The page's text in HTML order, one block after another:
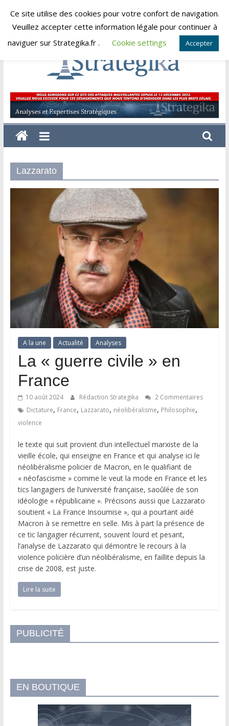
Skip
vendredi, août 7, 2026
Strategika
Expertise
et
Analyses
Lazzarato
A la une Actualité Analyses
La « guerre civile » en
France
10 août 2024 Rédaction Strategika
2 Commentaires
Dictature, France, Lazzarato, néolibéralisme, Philosophie,
violence
le texte qui suit provient d’un intellectuel marxiste de la
vieille école, qui enseigne en France et qui analyse ici le
néolibéralisme policier de Macron, en le qualifiant de
« néofascisme » comme le veut la mode en France et les
tics langagiers de l’université française, saoûlée de son
idéologie « républicaine ». Précisons aussi que Lazzarato
soutient « La France Insoumise », qui a pourtant aidé
Macron à se remettre en selle. Mis à part la présence de
ce tic langagier récurrent, souvent lourd et pesant,
l’analyse de Lazzarato qui démontre le recours à la
violence policière d’un néolibéralisme, en faillite depuis la
crise de 2008, est juste.
Lire la suite
PUBLICITÉ
EN BOUTIQUE
Ce site utilise des cookies pour votre confort de navigation.
Veuillez accepter cette information légale pour continuer à
naviguer sur Strategika.fr .
Cookie settings Accepter